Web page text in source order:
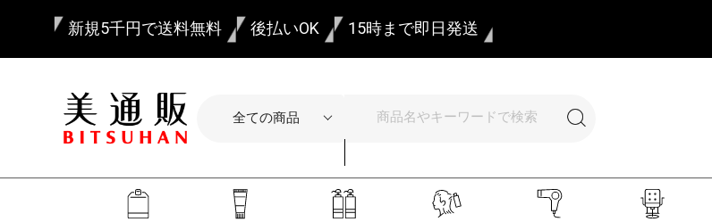
新規5千円で送料無料 後払いOK 15時まで即日発送